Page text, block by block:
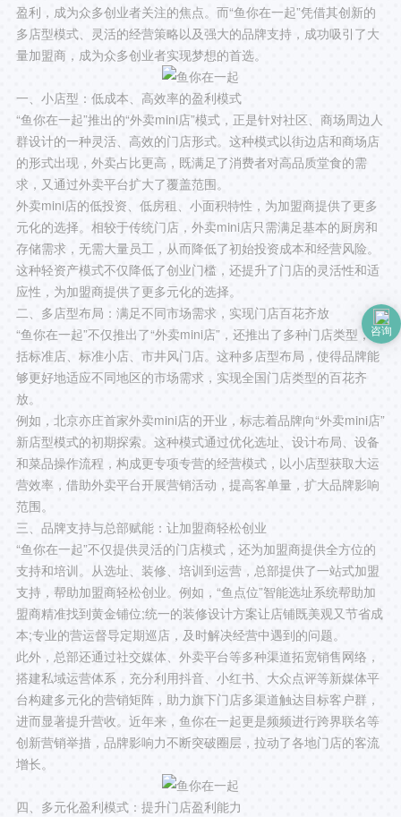
盈利，成为众多创业者关注的焦点。而“鱼你在一起”凭借其创新的
多店型模式、灵活的经营策略以及强大的品牌支持，成功吸引了大
量加盟商，成为众多创业者实现梦想的首选。
一、小店型：低成本、高效率的盈利模式
“鱼你在一起”推出的“外卖mini店”模式，正是针对社区、商场周边人
群设计的一种灵活、高效的门店形式。这种模式以街边店和商场店
的形式出现，外卖占比更高，既满足了消费者对高品质堂食的需
求，又通过外卖平台扩大了覆盖范围。
外卖mini店的低投资、低房租、小面积特性，为加盟商提供了更多
元化的选择。相较于传统门店，外卖mini店只需满足基本的厨房和
存储需求，无需大量员工，从而降低了初始投资成本和经营风险。
这种轻资产模式不仅降低了创业门槛，还提升了门店的灵活性和适
应性，为加盟商提供了更多元化的选择。
二、多店型布局：满足不同市场需求，实现门店百花齐放
“鱼你在一起”不仅推出了“外卖mini店”，还推出了多种门店类型，包
括标准店、标准小店、市井风门店。这种多店型布局，使得品牌能
够更好地适应不同地区的市场需求，实现全国门店类型的百花齐
放。
例如，北京亦庄首家外卖mini店的开业，标志着品牌向“外卖mini店”
新店型模式的初期探索。这种模式通过优化选址、设计布局、设备
和菜品操作流程，构成更专项专营的经营模式，以小店型获取大运
营效率，借助外卖平台开展营销活动，提高客单量，扩大品牌影响
范围。
三、品牌支持与总部赋能：让加盟商轻松创业
“鱼你在一起”不仅提供灵活的门店模式，还为加盟商提供全方位的
支持和培训。从选址、装修、培训到运营，总部提供了一站式加盟
支持，帮助加盟商轻松创业。例如，“鱼点位”智能选址系统帮助加
盟商精准找到黄金铺位;统一的装修设计方案让店铺既美观又节省成
本;专业的营运督导定期巡店，及时解决经营中遇到的问题。
此外，总部还通过社交媒体、外卖平台等多种渠道拓宽销售网络，
搭建私域运营体系，充分利用抖音、小红书、大众点评等新媒体平
台构建多元化的营销矩阵，助力旗下门店多渠道触达目标客户群，
进而显著提升营收。近年来，鱼你在一起更是频频进行跨界联名等
创新营销举措，品牌影响力不断突破圈层，拉动了各地门店的客流
增长。
四、多元化盈利模式：提升门店盈利能力
咨询